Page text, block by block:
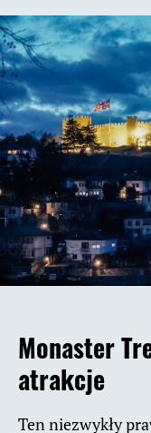
Monaster
atrakcje
Ten niezwykły